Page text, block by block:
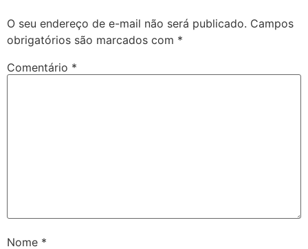
O seu endereço de e-mail não será publicado. Campos
obrigatórios são marcados com *
Comentário *
Nome *